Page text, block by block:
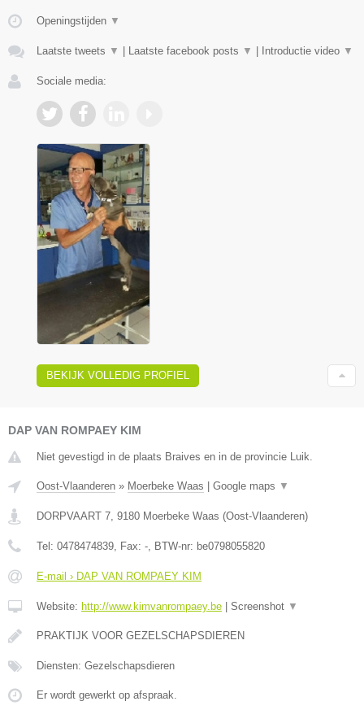
Openingstijden ▼
Laatste tweets ▼ Laatste facebook posts ▼ Introductie video ▼
Sociale media:
BEKIJK VOLLEDIG PROFIEL
DAP VAN ROMPAEY KIM
Niet gevestigd in de plaats Braives en in de provincie Luik.
Oost-Vlaanderen » Moerbeke Waas Google maps ▼
DORPVAART 7, 9180 Moerbeke Waas (Oost-Vlaanderen)
Tel: 0478474839, Fax: -, BTW-nr: be0798055820
E-mail › DAP VAN ROMPAEY KIM
Website: http://www.kimvanrompaey.be Screenshot ▼
PRAKTIJK VOOR GEZELSCHAPSDIEREN
Diensten: Gezelschapsdieren
Er wordt gewerkt op afspraak.